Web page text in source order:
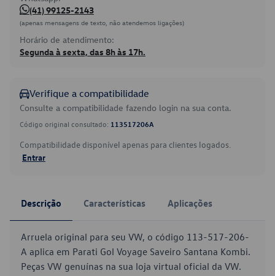
(41) 99125-2143
(apenas mensagens de texto, não atendemos ligações)
Horário de atendimento:
Segunda à sexta, das 8h às 17h.
Verifique a compatibilidade
Consulte a compatibilidade fazendo login na sua conta.
Código original consultado: 113517206A
Compatibilidade disponível apenas para clientes logados.
Entrar
Descrição Características Aplicações
Arruela original para seu VW, o código 113-517-206-
A aplica em Parati Gol Voyage Saveiro Santana Kombi.
Peças VW genuínas na sua loja virtual oficial da VW.